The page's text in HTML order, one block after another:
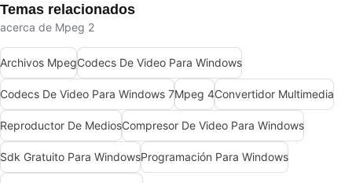
Temas relacionados
acerca de Mpeg 2
Archivos MpegCodecs De Video Para Windows
Codecs De Video Para Windows 7Mpeg 4Convertidor Multimedia
Reproductor De MediosCompresor De Video Para Windows
Sdk Gratuito Para WindowsProgramación Para Windows